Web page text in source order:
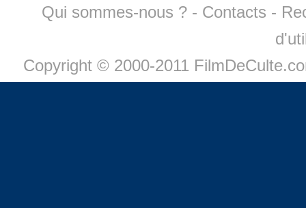
Qui sommes-nous ? - Contacts -
Copyright © 2000-2011